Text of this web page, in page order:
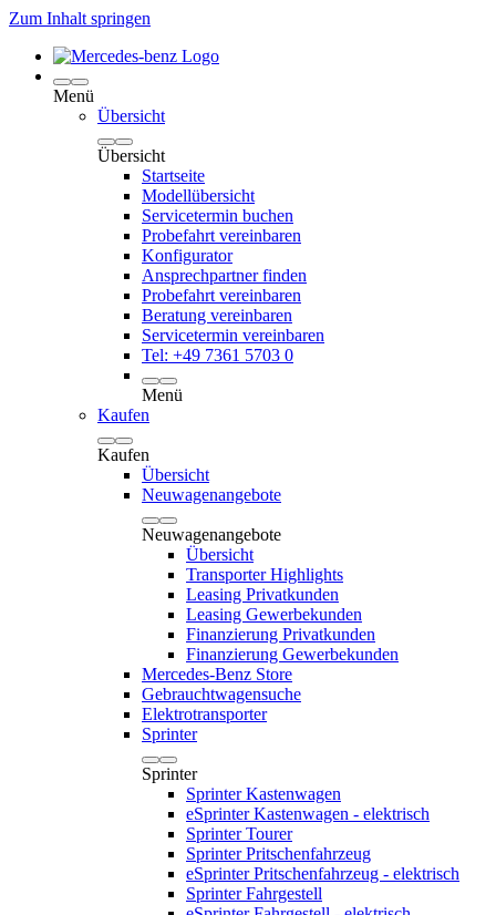
Zum Inhalt springen
Menü
Übersicht
Übersicht
Startseite
Modellübersicht
Servicetermin buchen
Probefahrt vereinbaren
Konfigurator
Ansprechpartner finden
Probefahrt vereinbaren
Beratung vereinbaren
Servicetermin vereinbaren
Tel: +49 7361 5703 0
Menü
Kaufen
Kaufen
Übersicht
Neuwagenangebote
Neuwagenangebote
Übersicht
Transporter Highlights
Leasing Privatkunden
Leasing Gewerbekunden
Finanzierung Privatkunden
Finanzierung Gewerbekunden
Mercedes-Benz Store
Gebrauchtwagensuche
Elektrotransporter
Sprinter
Sprinter
Sprinter Kastenwagen
eSprinter Kastenwagen - elektrisch
Sprinter Tourer
Sprinter Pritschenfahrzeug
eSprinter Pritschenfahrzeug - elektrisch
Sprinter Fahrgestell